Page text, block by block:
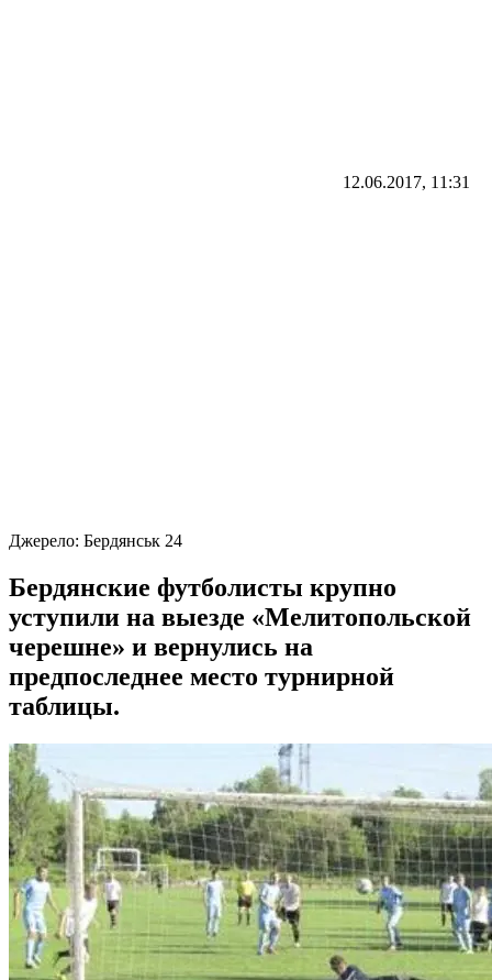
12.06.2017, 11:31
Джерело: Бердянськ 24
Бердянские футболисты крупно
уступили на выезде «Мелитопольской
черешне» и вернулись на
предпоследнее место турнирной
таблицы.